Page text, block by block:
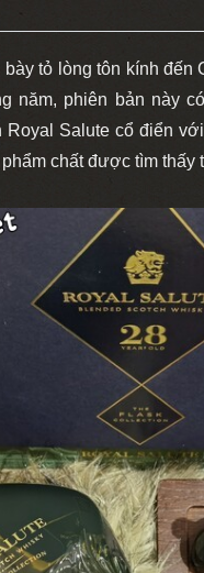
tỏ lòng tôn kính
năm, phiên bản này
Salute cổ điển
chất được tìm thấy